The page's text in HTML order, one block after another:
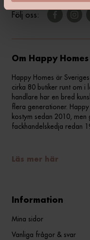
Följ oss:
Om Happy Homes
Happy Homes är
cirka 80 butiker runt om i
handlare har en bred
flera generationer.
kostym sedan 2010,
fackhandelskedja redan
Läs mer här
Information
Mina sidor
Vanliga frågor & svar